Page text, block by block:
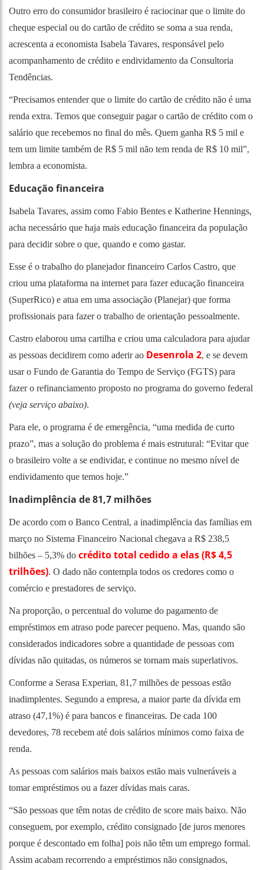
Outro erro do consumidor brasileiro é raciocinar que o limite do
cheque especial ou do cartão de crédito se soma a sua renda,
acrescenta a economista Isabela Tavares, responsável pelo
acompanhamento de crédito e endividamento da Consultoria
Tendências.
“Precisamos entender que o limite do cartão de crédito não é uma
renda extra. Temos que conseguir pagar o cartão de crédito com o
salário que recebemos no final do mês. Quem ganha R$ 5 mil e
tem um limite também de R$ 5 mil não tem renda de R$ 10 mil”,
lembra a economista.
Educação financeira
Isabela Tavares, assim como Fabio Bentes e Katherine Hennings,
acha necessário que haja mais educação financeira da população
para decidir sobre o que, quando e como gastar.
Esse é o trabalho do planejador financeiro Carlos Castro, que
criou uma plataforma na internet para fazer educação financeira
(SuperRico) e atua em uma associação (Planejar) que forma
profissionais para fazer o trabalho de orientação pessoalmente.
Castro elaborou uma cartilha e criou uma calculadora para ajudar
as pessoas decidirem como aderir ao Desenrola 2, e se devem
usar o Fundo de Garantia do Tempo de Serviço (FGTS) para
fazer o refinanciamento proposto no programa do governo federal
(veja serviço abaixo).
Para ele, o programa é de emergência, “uma medida de curto
prazo”, mas a solução do problema é mais estrutural: “Evitar que
o brasileiro volte a se endividar, e continue no mesmo nível de
endividamento que temos hoje.”
Inadimplência de 81,7 milhões
De acordo com o Banco Central, a inadimplência das famílias em
março no Sistema Financeiro Nacional chegava a R$ 238,5
bilhões – 5,3% do crédito total cedido a elas (R$ 4,5
trilhões). O dado não contempla todos os credores como o
comércio e prestadores de serviço.
Na proporção, o percentual do volume do pagamento de
empréstimos em atraso pode parecer pequeno. Mas, quando são
considerados indicadores sobre a quantidade de pessoas com
dívidas não quitadas, os números se tornam mais superlativos.
Conforme a Serasa Experian, 81,7 milhões de pessoas estão
inadimplentes. Segundo a empresa, a maior parte da dívida em
atraso (47,1%) é para bancos e financeiras. De cada 100
devedores, 78 recebem até dois salários mínimos como faixa de
renda.
As pessoas com salários mais baixos estão mais vulneráveis a
tomar empréstimos ou a fazer dívidas mais caras.
“São pessoas que têm notas de crédito de score mais baixo. Não
conseguem, por exemplo, crédito consignado [de juros menores
porque é descontado em folha] pois não têm um emprego formal.
Assim acabam recorrendo a empréstimos não consignados,